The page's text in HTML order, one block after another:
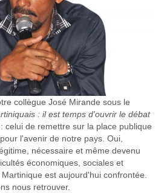
collègue José Mirande sous le
: il est temps d'ouvrir le débat
celui de remettre sur la place publique
l'avenir de notre pays. Oui,
nécessaire et même devenu
économiques, sociales et
est aujourd'hui confrontée.
nous retrouver.